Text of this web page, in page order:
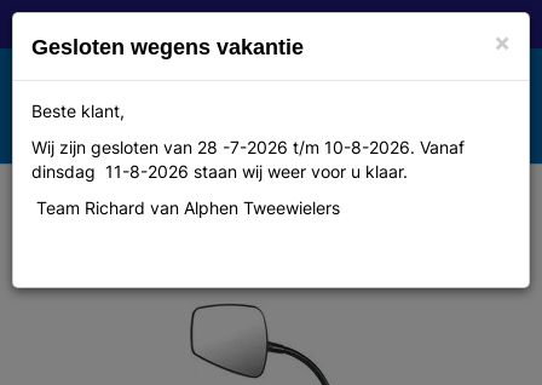
Toggle
navigation
MENU
Spiegel espion Zefal schw 80 gr.
×
Gesloten wegens vakantie
Beste klant,
Wij zijn gesloten van 28 -7-2026 t/m 10-8-2026. Vanaf
dinsdag 11-8-2026 staan wij weer voor u klaar.
Team Richard van Alphen Tweewielers